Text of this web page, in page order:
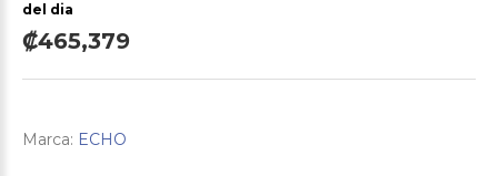
del dia
₡465,379
Marca: ECHO